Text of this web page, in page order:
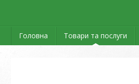
Головна Товари та послуги